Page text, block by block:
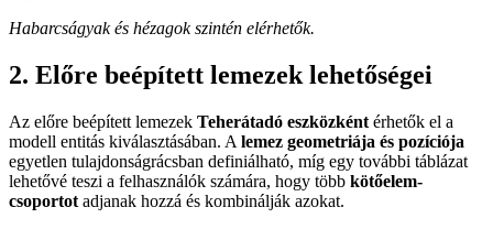
Habarcságyak és hézagok szintén elérhetők.
2. Előre beépített lemezek lehetőségei
Az előre beépített lemezek Teherátadó eszközként érhetők el a
modell entitás kiválasztásában. A lemez geometriája és pozíciója
egyetlen tulajdonságrácsban definiálható, míg egy további táblázat
lehetővé teszi a felhasználók számára, hogy több kötőelem-
csoportot adjanak hozzá és kombinálják azokat.